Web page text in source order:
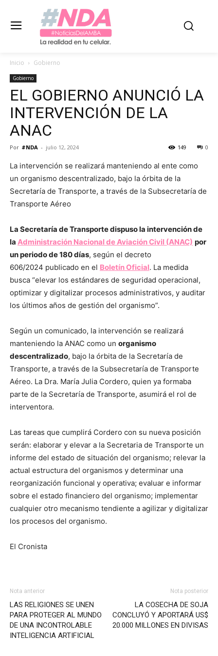
Inicio Gobierno
Gobierno
EL GOBIERNO ANUNCIÓ LA
INTERVENCIÓN DE LA
ANAC
Por #NDA - julio 12, 2024 0
149
La intervención se realizará manteniendo al ente como
un organismo descentralizado, bajo la órbita de la
Secretaría de Transporte, a través de la Subsecretaría de
Transporte Aéreo
La Secretaría de Transporte dispuso la intervención de
la Administración Nacional de Aviación Civil (ANAC) por
un periodo de 180 días, según el decreto
606/2024 publicado en el Boletín Oficial. La medida
busca “elevar los estándares de seguridad operacional,
optimizar y digitalizar procesos administrativos, y auditar
los últimos años de gestión del organismo”.
Según un comunicado, la intervención se realizará
manteniendo la ANAC como un organismo
descentralizado, bajo la órbita de la Secretaría de
Transporte, a través de la Subsecretaría de Transporte
Aéreo. La Dra. María Julia Cordero, quien ya formaba
parte de la Secretaría de Transporte, asumirá el rol de
interventora.
Las tareas que cumplirá Cordero con su nueva posición
serán: elaborar y elevar a la Secretaria de Transporte un
informe del estado de situación del organismo; relevar la
actual estructura del organismos y determinar una
reorganización funcional y operativa; evaluar e informar
sobre el estado financiero del organismo; implementar
cualquier otro mecanismo tendiente a agilizar y digitalizar
los procesos del organismo.
El Cronista
Nota anterior
LAS RELIGIONES SE UNEN
PARA PROTEGER AL MUNDO
DE UNA INCONTROLABLE
INTELIGENCIA ARTIFICIAL
Nota posterior
LA COSECHA DE SOJA
CONCLUYÓ Y APORTARÁ US$
20.000 MILLONES EN DIVISAS